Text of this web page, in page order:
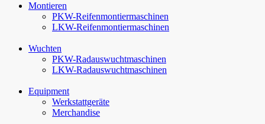
Montieren
PKW-Reifenmontiermaschinen
LKW-Reifenmontiermaschinen
Wuchten
PKW-Rad­auswucht­maschinen
LKW-Rad­auswucht­maschinen
Equipment
Werkstattgeräte
Merchandise